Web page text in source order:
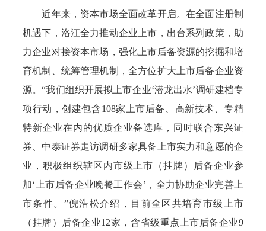
近年来，资本市场全面改革开启。在全面注册制
机遇下，洛江全力推动企业上市，出台系列政策，助
力企业对接资本市场，强化上市后备资源的挖掘和培
育机制、统筹管理机制，全方位扩大上市后备企业资
源。“我们组织开展拟上市企业‘潜龙出水’调研建档专
项行动，创建包含108家上市后备、高新技术、专精
特新企业在内的优质企业备选库，同时联合东兴证
券、中泰证券走访调研多家具备上市实力和意愿的企
业，积极组织辖区内市级上市（挂牌）后备企业参
加‘上市后备企业晚餐工作会’，全力协助企业完善上
市条件。”倪浩松介绍，目前全区共培育市级上市
（挂牌）后备企业12家，含省级重点上市后备企业9